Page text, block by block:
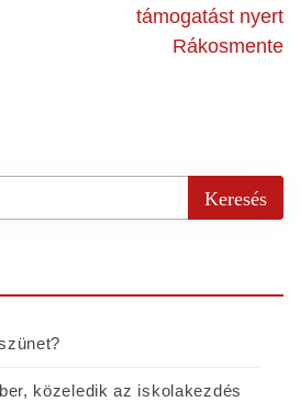
támogatást nyert
Rákosmente
közeledik az iskolakezdés